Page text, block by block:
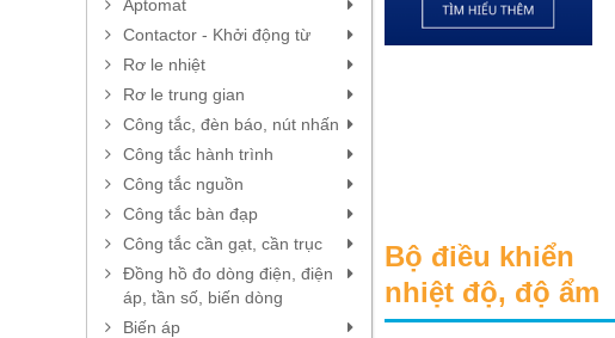
Aptomat
Contactor - Khởi động từ
Rơ le nhiệt
Rơ le trung gian
Công tắc, đèn báo, nút nhấn
Công tắc hành trình
Công tắc nguồn
Công tắc bàn đạp
Công tắc cần gạt, cần trục
Đồng hồ đo dòng điện, điện
áp, tần số, biến dòng
Biến áp
nhất
Liên hệ tư vấn
0916118333
Sales1
0987286025
Sales2
0961005121
Bộ điều khiển
nhiệt độ, độ ẩm